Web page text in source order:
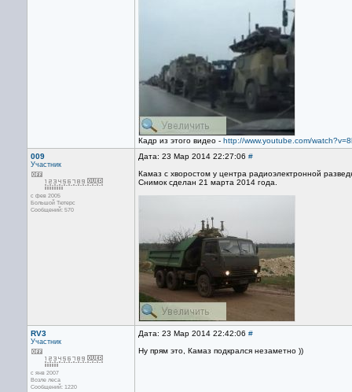
Кадр из этого видео - http://www.youtube.com/
009
Участник
с фев 2005
Большой Тютерс
Сообщений: 570
Дата: 23 Мар 2014 22:27:06 #
Камаз с хворостом у центра радиоэлектронной
Снимок сделан 21 марта 2014 года.
RV3
Участник
с янв 2007
Возле леса
Сообщений: 1220
Дата: 23 Мар 2014 22:42:06 #
Ну прям это, Камаз подкрался незаметно ))